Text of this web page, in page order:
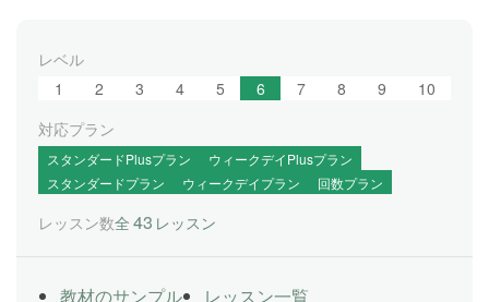
レベル
1
2 3 4 5 6 7 8 9
10
対応プラン
スタンダードPlusプラン
ウィークデイPlusプラン
スタンダードプラン
ウィークデイプラン 回数プラン
レッスン数全 43 レッスン
教材のサンプル
レッスン一覧